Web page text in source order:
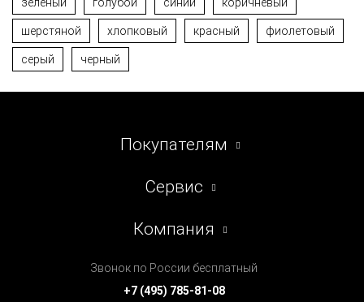
зеленый голубой синий коричневый
шерстяной хлопковый красный фиолетовый
серый черный
Покупателям
Сервис
Компания
Звонок по России бесплатный
+7 (495) 785-81-08